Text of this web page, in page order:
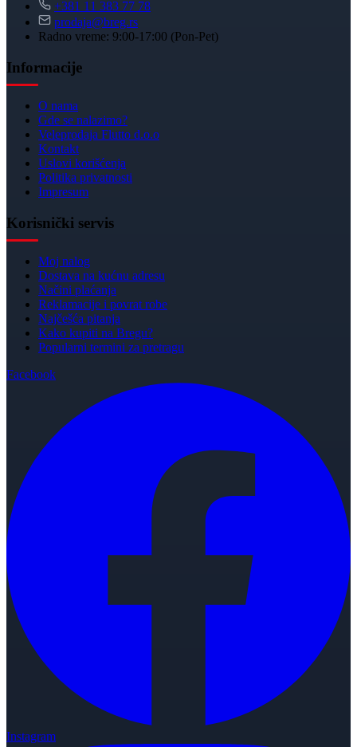
+381 11 383 77 78
prodaja@breg.rs
Radno vreme: 9:00-17:00 (Pon-Pet)
Informacije
O nama
Gde se nalazimo?
Veleprodaja Flutto d.o.o
Kontakt
Uslovi korišćenja
Politika privatnosti
Impresum
Korisnički servis
Moj nalog
Dostava na kućnu adresu
Načini plaćanja
Reklamacije i povrat robe
Najčešća pitanja
Kako kupiti na Bregu?
Popularni termini za pretragu
Facebook
Instagram